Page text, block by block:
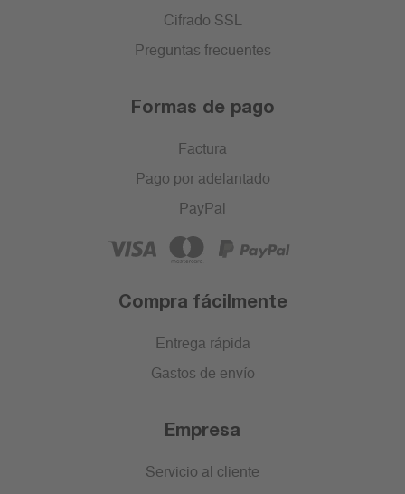
Cifrado SSL
Preguntas frecuentes
Formas de pago
Factura
Pago por adelantado
PayPal
Compra fácilmente
Entrega rápida
Gastos de envío
Empresa
Servicio al cliente